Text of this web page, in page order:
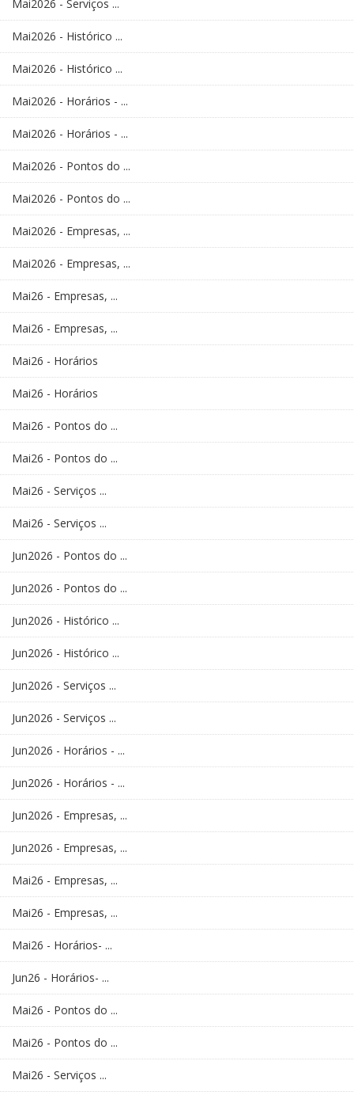
Mai2026 - Serviços ...
Mai2026 - Histórico ...
Mai2026 - Histórico ...
Mai2026 - Horários - ...
Mai2026 - Horários - ...
Mai2026 - Pontos do ...
Mai2026 - Pontos do ...
Mai2026 - Empresas, ...
Mai2026 - Empresas, ...
Mai26 - Empresas, ...
Mai26 - Empresas, ...
Mai26 - Horários
Mai26 - Horários
Mai26 - Pontos do ...
Mai26 - Pontos do ...
Mai26 - Serviços ...
Mai26 - Serviços ...
Jun2026 - Pontos do ...
Jun2026 - Pontos do ...
Jun2026 - Histórico ...
Jun2026 - Histórico ...
Jun2026 - Serviços ...
Jun2026 - Serviços ...
Jun2026 - Horários - ...
Jun2026 - Horários - ...
Jun2026 - Empresas, ...
Jun2026 - Empresas, ...
Mai26 - Empresas, ...
Mai26 - Empresas, ...
Mai26 - Horários- ...
Jun26 - Horários- ...
Mai26 - Pontos do ...
Mai26 - Pontos do ...
Mai26 - Serviços ...